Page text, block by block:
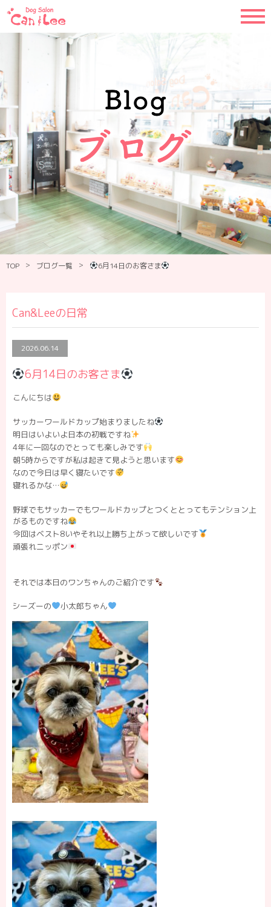
TOP > ブログ一覧 > 6月14日のお客さま
Can&Leeの日常
2026.06.14
6月14日のお客さま
こんにちは
サッカーワールドカップ始まりましたね
明日はいよいよ日本の初戦ですね
4年に一回なのでとっても楽しみです
朝5時からですが私は起きて見ようと思います
なので今日は早く寝たいです
寝れるかな…
野球でもサッカーでもワールドカップとつくととってもテンション上
がるものですね
今回はベスト8いやそれ以上勝ち上がって欲しいです
頑張れニッポン
それでは本日のワンちゃんのご紹介です
シーズーの 小太郎ちゃん